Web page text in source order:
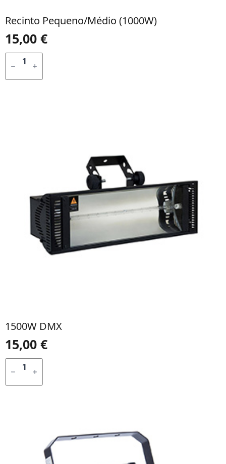
Recinto Pequeno/médio (1000W)
15,00 €
QUANTIDADE
RECINTO
(1000W)
1500W DMX
15,00 €
QUANTIDADE
1500W